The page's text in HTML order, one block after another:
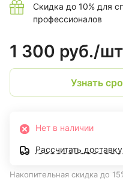
Скидка до 10% для
профессионалов
1 300 руб./шт
Узнать
Нет в наличии
Рассчитать доставку
Накопительная скидка до